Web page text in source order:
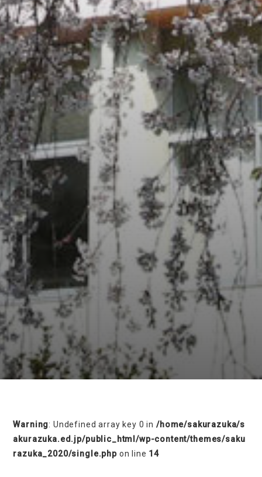
/home/sakurazuka/sakurazuka.ed.jp/public_html/wp-conten
t/themes/sakurazuka_2020/header.php
on line 230
Warning: Undefined array key 0 in /home/sakurazuka/s
akurazuka.ed.jp/public_html/wp-content/themes/saku
razuka_2020/single.phpon line 14